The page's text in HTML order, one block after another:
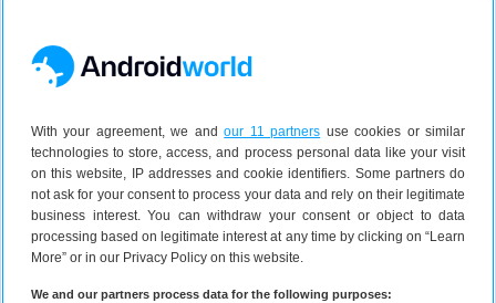
With your agreement, we andour 11 partners use cookies or similar
technologies to store, access, and process personal data like your visit
on this website, IP addresses and cookie identifiers. Some partners do
not ask for your consent to process your data and rely on their legitimate
business interest. You can withdraw your consent or object to data
processing based on legitimate interest at any time by clicking on “Learn
More” or in our Privacy Policy on this website.
We and our partners process data for the following purposes:
het vorige apparaat. Om het geluid meer naar je
smaak te maken is er een 10-bands EQ aanwezig.
zodat je eerder de voetstappen van je vijand hoort.
Er is ook iets nieuws in de vorm van ‘Find your
equalizer’, waarmee je door verschillende keuzes te
maken de muziek meer naar wens kunt instellen.
Verder is er ondersteuning voor hoge resolutie-audio,
LDAC en DSEE, waarmee de geluidskwaliteit van
gecomprimeerde bestanden wordt verbeterd. Wil je